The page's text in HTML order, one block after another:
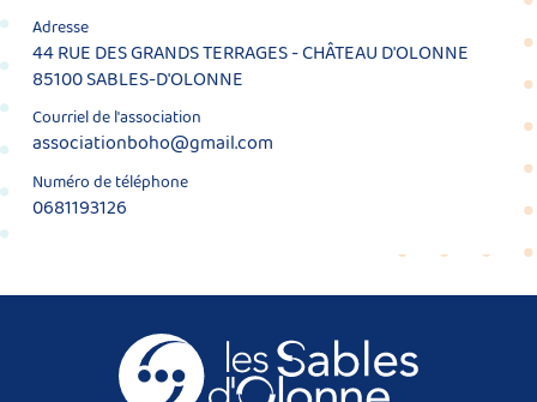
Adresse
44 RUE DES GRANDS TERRAGES - CHÂTEAU D'OLONNE
85100 SABLES-D'OLONNE
Courriel de l'association
associationboho@gmail.com
Numéro de téléphone
0681193126